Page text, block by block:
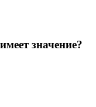
значение?